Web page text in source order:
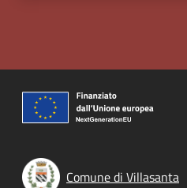
Comune di Villasanta